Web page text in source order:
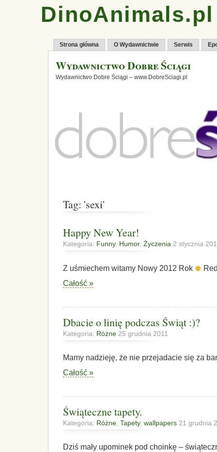
DinoAnimals.pl
Strona główna O Wydawnictwie Serwis
Wydawnictwo Dobre Ściągi
Wydawnictwo Dobre Ściągi – www.DobreSciagi.pl
Tag: 'sexi'
Happy New Year!
Kategoria: Funny, Humor, Życzenia 2 stycznia
Z uśmiechem witamy Nowy 2012 Rok
Całość »
Dbacie o linię podczas Świąt :)?
Kategoria: Różne 25 grudnia 2011
Mamy nadzieję, że nie przejadacie się za
Całość »
Świąteczne tapety.
Kategoria: Różne Tapety, wallpapers 21 grudnia
Dziś mały upominek pod choinkę –